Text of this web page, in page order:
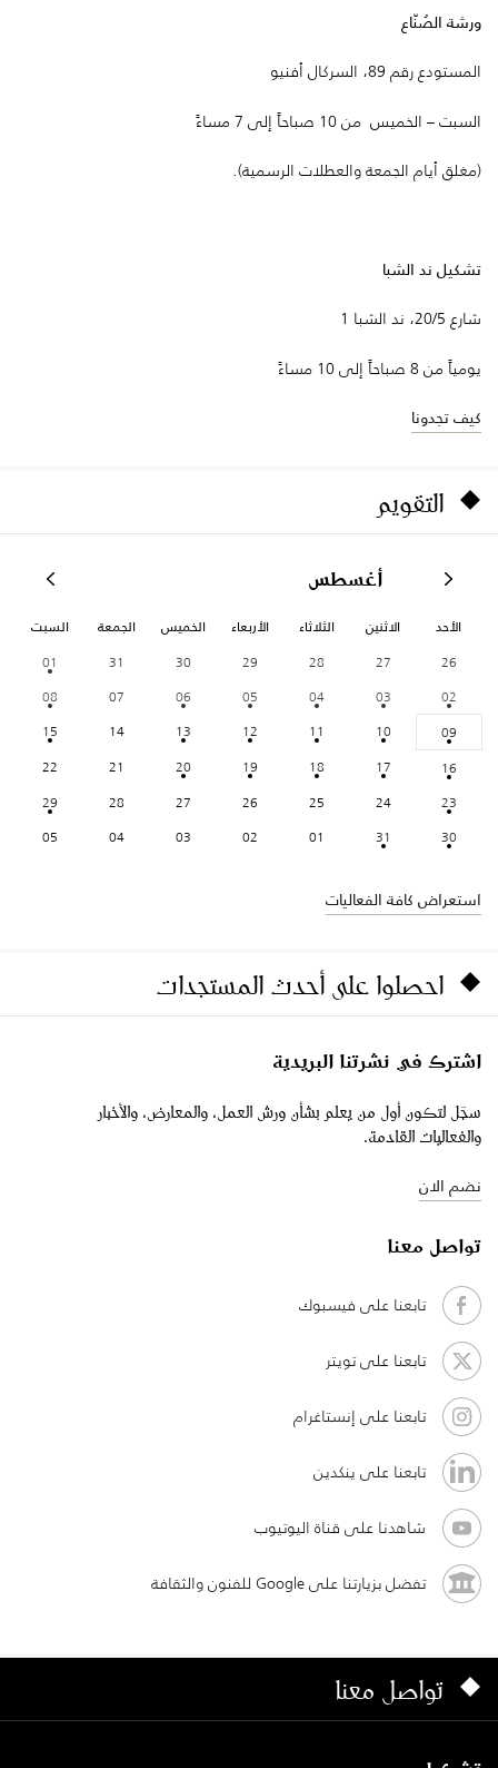
ورشة الصُنّاع
المستودع رقم 89، السركال أفنيو
السبت – الخميس من 10 صباحاً إلى 7 مساءً
(مغلق أيام الجمعة والعطلات الرسمية).
تشكيل ند الشبا
شارع 20/5، ند الشبا 1
يومياً من 8 صباحاً إلى 10 مساءً
كيف تجدونا
التقويم
أغسطس
الأحد الاثنين الثلاثاء الأربعاء الخميس الجمعة السبت
26
27
28
29
30
31
01
02
03
04
05
06
07
08
09
10
11
12
13
14
15
16
17
18
19
20
21
22
23
24
25
26
27
28
29
30
31
01
02
03
04
05
استعراض كافة الفعاليات
احصلوا على أحدث المستجدات
اشترك في نشرتنا البريدية
سجّل لتكون أول من يعلم بشأن ورش العمل، والمعارض، والأخبار
والفعاليات القادمة.
نضم الان
تواصل معنا
تابعنا على فيسبوك
تابعنا على تويتر
تابعنا على إنستاغرام
تابعنا على ينكدين
شاهدنا على قناة اليوتيوب
تفضل بزيارتنا على Google للفنون والثقافة
تواصل معنا